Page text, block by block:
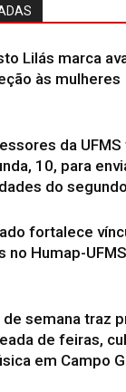
Lilás marca
às mulheres
da
10, para
do
fortalece
no Humap-UFMS
de semana traz
de feiras,
em Campo